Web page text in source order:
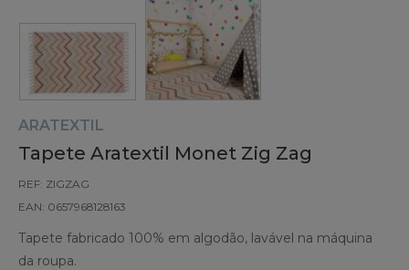
ARATEXTIL
Tapete Aratextil Monet Zig Zag
REF: ZIGZAG
EAN: 0657968128163
Tapete fabricado 100% em algodão, lavável na máquina
da roupa.